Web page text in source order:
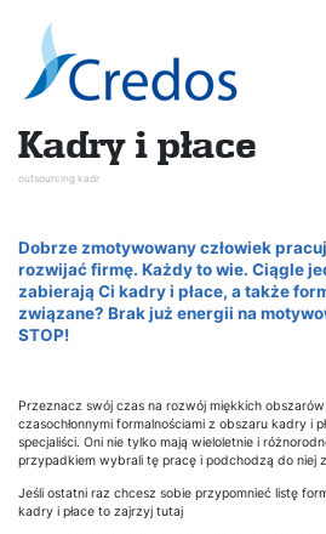
content
Kadry i płace
outsourcing kadr
Dobrze zmotywowany człowiek
rozwijać firmę. Każdy to wie. Ciągle
zabierają Ci kadry i płace, a także
związane? Brak już energii na
STOP!
Przeznacz swój czas na rozwój miękkich obszarów
czasochłonnymi formalnościami z obszaru kadry i
specjaliści. Oni nie tylko mają wieloletnie i
przypadkiem wybrali tę pracę i podchodzą do niej
Jeśli ostatni raz chcesz sobie przypomnieć listę
kadry i płace to zajrzyj tutaj